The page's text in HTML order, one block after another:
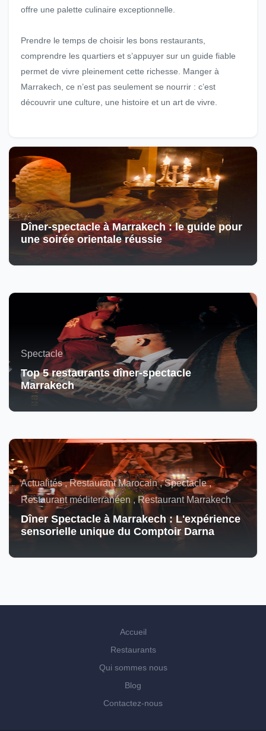
offre une palette culinaire exceptionnelle.
Prendre le temps de choisir les bons restaurants,
comprendre les quartiers et s’appuyer sur un guide fiable
permet de vivre pleinement cette richesse. Manger à
Marrakech, ce n’est pas seulement se nourrir : c’est
découvrir une culture, une histoire et un art de vivre.
Dîner-spectacle à Marrakech : le guide pour
une soirée orientale réussie
Spectacle
Top 5 restaurants dîner-spectacle
Marrakech
Actualités , Restaurant Marocain , Spectacle ,
Restaurant méditerranéen , Restaurant Marrakech
Dîner Spectacle à Marrakech : L'expérience
sensorielle unique du Comptoir Darna
Accueil
Restaurants
Qui sommes nous
Blog
Contactez-nous